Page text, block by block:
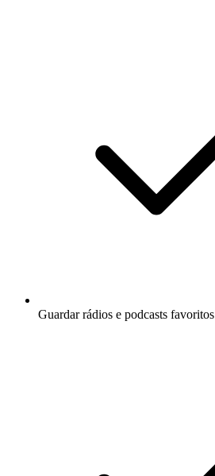
Guardar rádios e podcasts favoritos